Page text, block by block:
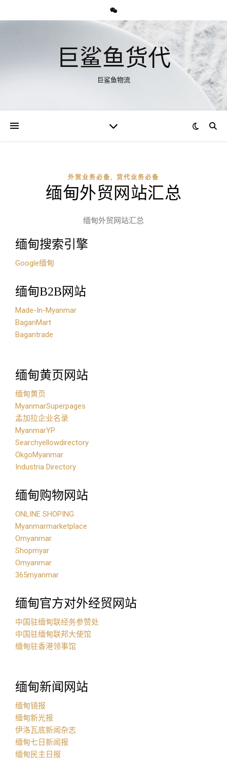
巨鲨鱼货代
巨鲨鱼物流
外贸业务必备, 货代业务必备
缅甸外贸网站汇总
缅甸外贸网站汇总
缅甸搜索引擎
Google缅甸
缅甸B2B网站
Made-In-Myanmar
BaganMart
Bagantrade
缅甸黄页网站
缅甸黄页
MyanmarSuperpages
孟加拉企业名录
MyanmarYP
Searchyellowdirectory
OkgoMyanmar
Industria Directory
缅甸购物网站
ONLINE SHOPING
Myanmarmarketplace
Omyanmar
Shopmyar
Omyanmar
365myanmar
缅甸官方对外经贸网站
中国驻缅甸联经务参赞处
中国驻缅甸联邦大使馆
缅甸驻香港领事馆
缅甸新闻网站
缅甸镜报
缅甸新光报
伊洛瓦底新闻杂志
缅甸七日新闻报
缅甸民主日报